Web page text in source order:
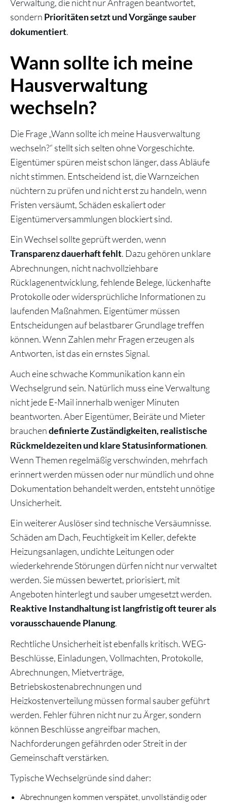
Verwaltung, die nicht nur Anfragen beantwortet,
sondern Prioritäten setzt und Vorgänge sauber
dokumentiert.
Wann sollte ich meine
Hausverwaltung
wechseln?
Die Frage „Wann sollte ich meine Hausverwaltung
wechseln?“ stellt sich selten ohne Vorgeschichte.
Eigentümer spüren meist schon länger, dass Abläufe
nicht stimmen. Entscheidend ist, die Warnzeichen
nüchtern zu prüfen und nicht erst zu handeln, wenn
Fristen versäumt, Schäden eskaliert oder
Eigentümerversammlungen blockiert sind.
Ein Wechsel sollte geprüft werden, wenn
Transparenz dauerhaft fehlt. Dazu gehören unklare
Abrechnungen, nicht nachvollziehbare
Rücklagenentwicklung, fehlende Belege, lückenhafte
Protokolle oder widersprüchliche Informationen zu
laufenden Maßnahmen. Eigentümer müssen
Entscheidungen auf belastbarer Grundlage treffen
können. Wenn Zahlen mehr Fragen erzeugen als
Antworten, ist das ein ernstes Signal.
Auch eine schwache Kommunikation kann ein
Wechselgrund sein. Natürlich muss eine Verwaltung
nicht jede E-Mail innerhalb weniger Minuten
beantworten. Aber Eigentümer, Beiräte und Mieter
brauchendefinierte Zuständigkeiten, realistische
Rückmeldezeiten und klare Statusinformationen.
Wenn Themen regelmäßig verschwinden, mehrfach
erinnert werden müssen oder nur mündlich und ohne
Dokumentation behandelt werden, entsteht unnötige
Unsicherheit.
Ein weiterer Auslöser sind technische Versäumnisse.
Schäden am Dach, Feuchtigkeit im Keller, defekte
Heizungsanlagen, undichte Leitungen oder
wiederkehrende Störungen dürfen nicht nur verwaltet
werden. Sie müssen bewertet, priorisiert, mit
Angeboten hinterlegt und sauber umgesetzt werden.
Reaktive Instandhaltung ist langfristig oft teurer als
vorausschauende Planung.
Rechtliche Unsicherheit ist ebenfalls kritisch. WEG-
Beschlüsse, Einladungen, Vollmachten, Protokolle,
Abrechnungen, Mietverträge,
Betriebskostenabrechnungen und
Heizkostenverteilung müssen formal sauber geführt
werden. Fehler führen nicht nur zu Ärger, sondern
können Beschlüsse angreifbar machen,
Nachforderungen gefährden oder Streit in der
Gemeinschaft verstärken.
Typische Wechselgründe sind daher:
Abrechnungen kommen verspätet, unvollständig oder